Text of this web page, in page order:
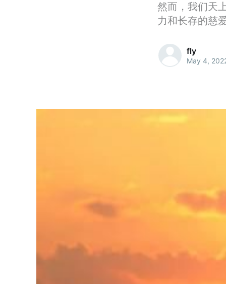
然而，我们天
力和长存的慈
fly
May 4,